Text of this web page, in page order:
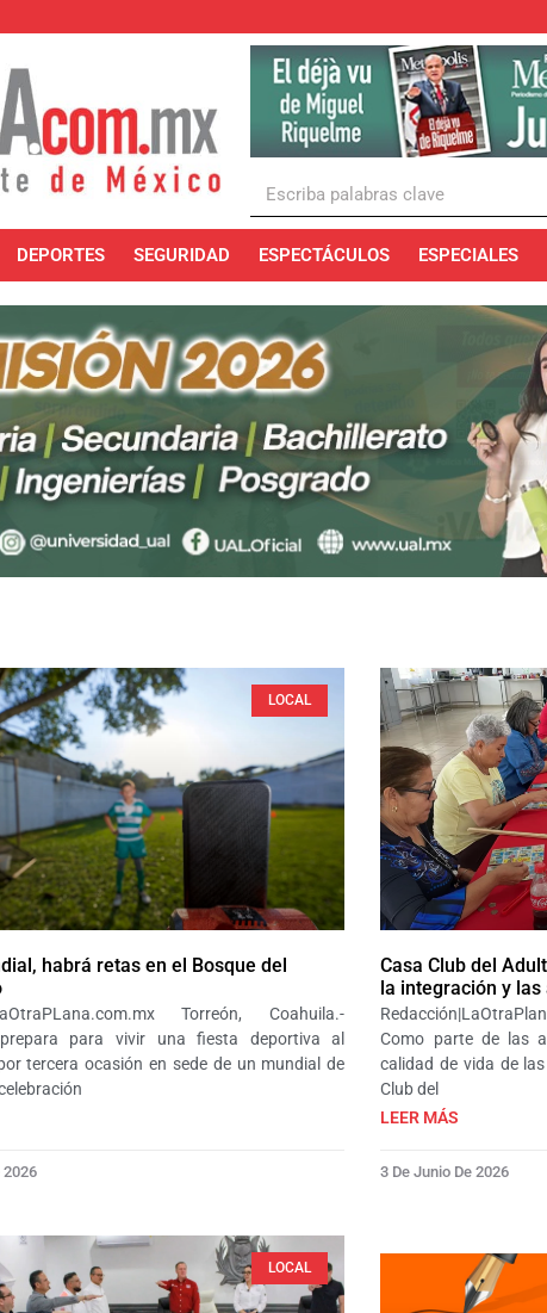
DEPORTES SEGURIDAD ESPECTÁCULOS ESPECIALES
LOCAL
habrá retas en el Bosque del
Torreón, Coahuila.-
para vivir una fiesta deportiva al
tercera ocasión en sede de un mundial de
2026
Casa Club del
la integración y
Como parte de las
calidad de vida de
Club del
LEER MÁS
3 De Junio De 2026
LOCAL